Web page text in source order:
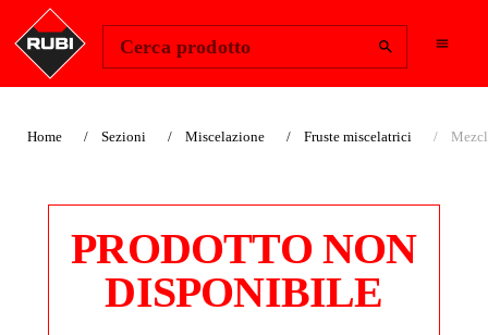
Cerca prodotto
Home Sezioni Miscelazione Fruste miscelatrici
PRODOTTO NON
DISPONIBILE